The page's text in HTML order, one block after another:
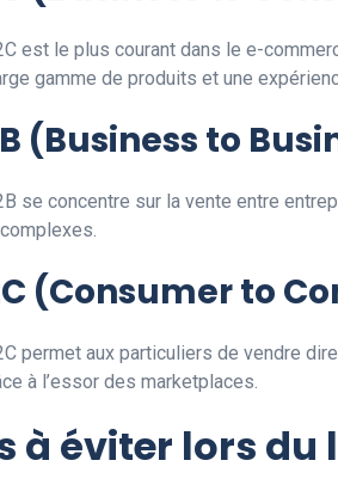
est le plus courant dans le e-
gamme de produits et une
(Business to
se concentre sur la vente entre
(Consumer to
permet aux particuliers de vendre
à l’essor des marketplaces.
à éviter lors